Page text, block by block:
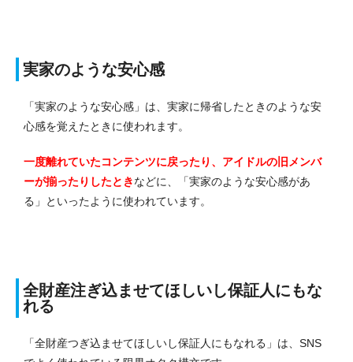
実家のような安心感
「実家のような安心感」は、実家に帰省したときのような安
心感を覚えたときに使われます。
一度離れていたコンテンツに戻ったり、アイドルの旧メンバ
ーが揃ったりしたときなどに、「実家のような安心感があ
る」といったように使われています。
全財産注ぎ込ませてほしいし保証人にもな
れる
「全財産つぎ込ませてほしいし保証人にもなれる」は、SNS